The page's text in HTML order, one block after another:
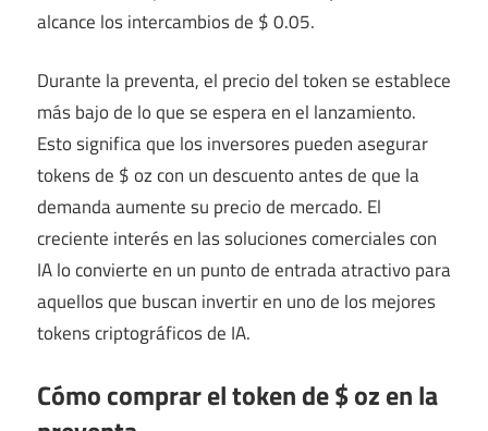
alcance los intercambios de $ 0.05.
Durante la preventa, el precio del token se establece
más bajo de lo que se espera en el lanzamiento.
Esto significa que los inversores pueden asegurar
tokens de $ oz con un descuento antes de que la
demanda aumente su precio de mercado. El
creciente interés en las soluciones comerciales con
IA lo convierte en un punto de entrada atractivo para
aquellos que buscan invertir en uno de los mejores
tokens criptográficos de IA.
Cómo comprar el token de $ oz en la